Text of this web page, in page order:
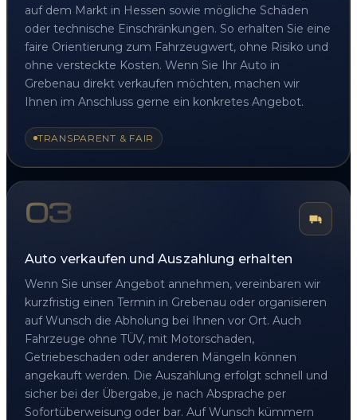
auf dem Markt in Hessen sowie mögliche Schäden
oder technische Einschränkungen. So erhalten Sie eine
faire Orientierung zum Fahrzeugwert, ohne Risiko und
ohne versteckte Kosten. Wenn Sie Ihr Auto in
Grebenau direkt verkaufen möchten, machen wir
Ihnen im Anschluss gerne ein konkretes Angebot.
TRANSPARENT & FAIR
03
Auto verkaufen und Auszahlung erhalten
Wenn Sie unser Angebot annehmen, vereinbaren wir
kurzfristig einen Termin in Grebenau oder organisieren
auf Wunsch die Abholung bei Ihnen vor Ort. Auch
Fahrzeuge ohne TÜV, mit Motorschaden,
Getriebeschaden oder anderen Mängeln können
angekauft werden. Die Auszahlung erfolgt schnell und
sicher bei der Übergabe, je nach Absprache per
Sofortüberweisung oder bar. Auf Wunsch kümmern